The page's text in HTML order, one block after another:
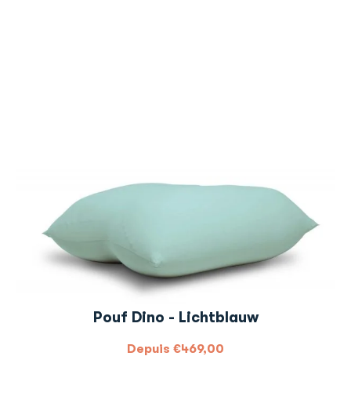
Pouf Dino - Lichtblauw
Depuis €469,00